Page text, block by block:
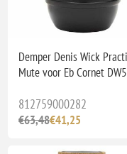
Demper Denis Wick
Mute voor Eb Cornet
812759000282
€63,48€41,25